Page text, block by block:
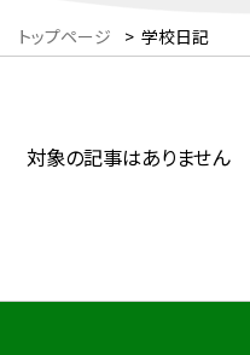
トップページ > 学校日記
対象の記事はありません